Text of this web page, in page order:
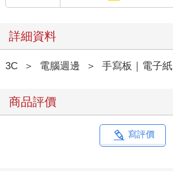
詳細資料
3C ＞ 電腦週邊 ＞ 手寫板｜電子紙
商品評價
寫評價